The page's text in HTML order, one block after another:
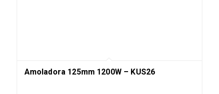
Amoladora 125mm 1200W – KUS26